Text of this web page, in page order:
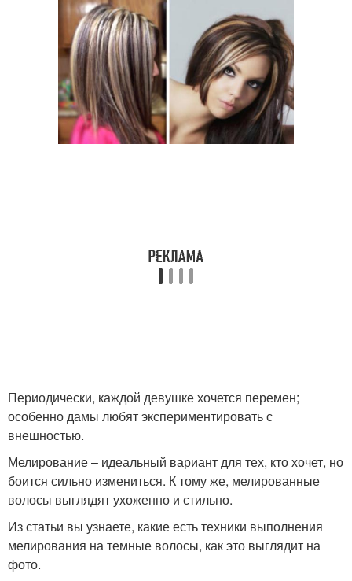
Темные волосы
Волосы в домашних
условиях
Волосы с челкой Средние волосы
Периодически, каждой девушке хочется перемен;
особенно дамы любят экспериментировать с
внешностью.
Мелирование – идеальный вариант для тех, кто хочет, но
боится сильно измениться. К тому же, мелированные
волосы выглядят ухоженно и стильно.
Из статьи вы узнаете, какие есть техники выполнения
мелирования на темные волосы, как это выглядит на
фото.